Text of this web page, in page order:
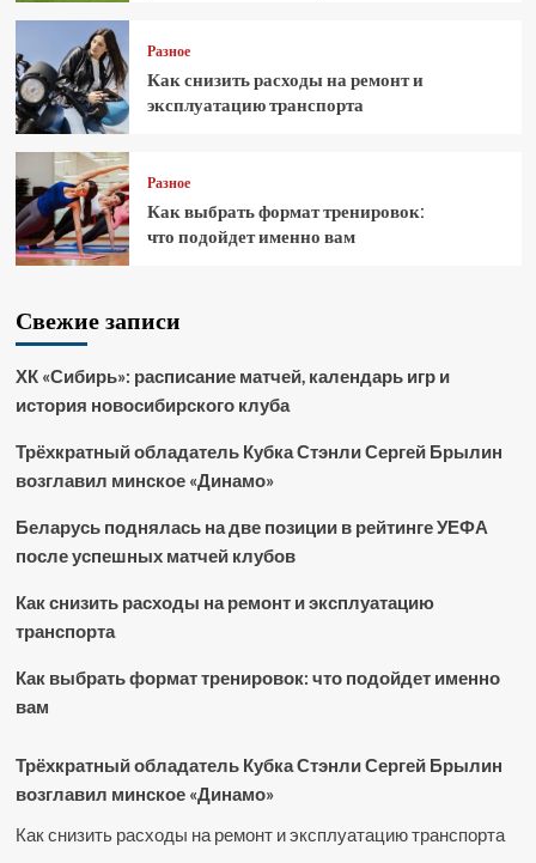
Разное
Как снизить расходы на ремонт и
эксплуатацию транспорта
Разное
Как выбрать формат тренировок:
что подойдет именно вам
Свежие записи
ХК «Сибирь»: расписание матчей, календарь игр и
история новосибирского клуба
Трёхкратный обладатель Кубка Стэнли Сергей Брылин
возглавил минское «Динамо»
Беларусь поднялась на две позиции в рейтинге УЕФА
после успешных матчей клубов
Как снизить расходы на ремонт и эксплуатацию
транспорта
Как выбрать формат тренировок: что подойдет именно
вам
Трёхкратный обладатель Кубка Стэнли Сергей Брылин
возглавил минское «Динамо»
Как снизить расходы на ремонт и эксплуатацию транспорта